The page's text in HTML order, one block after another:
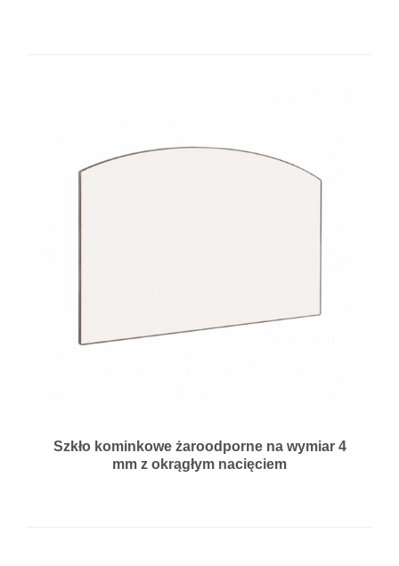
Szkło kominkowe żaroodporne na wymiar 4
mm z okrągłym nacięciem